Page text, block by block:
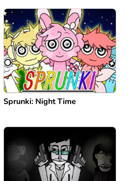
Comentário
Sprunki: Night Time